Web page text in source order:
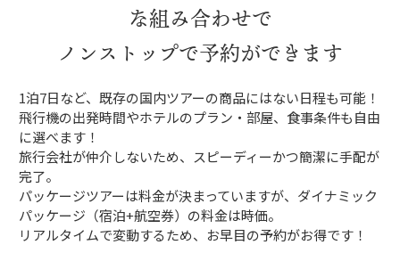
な組み合わせで
ノンストップで予約ができます
1泊7日など、既存の国内ツアーの商品にはない日程も可能！
飛行機の出発時間やホテルのプラン・部屋、食事条件も自由
に選べます！
旅行会社が仲介しないため、スピーディーかつ簡潔に手配が
完了。
パッケージツアーは料金が決まっていますが、ダイナミック
パッケージ（宿泊+航空券）の料金は時価。
リアルタイムで変動するため、お早目の予約がお得です！